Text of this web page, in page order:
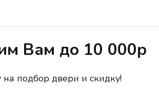
Вам до 10 000р
на подбор двери и скидку!